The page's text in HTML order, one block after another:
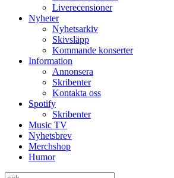
Liverecensioner
Nyheter
Nyhetsarkiv
Skivsläpp
Kommande konserter
Information
Annonsera
Skribenter
Kontakta oss
Spotify
Skribenter
Music TV
Nyhetsbrev
Merchshop
Humor